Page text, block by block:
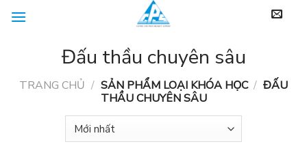
Đấu thầu chuyên sâu
TRANG CHỦ / SẢN PHẨM LOẠI KHÓA HỌC / ĐẤU
THẦU CHUYÊN SÂU